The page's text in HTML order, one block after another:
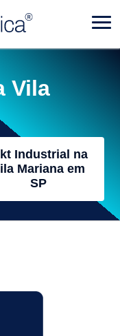
Vila
Industrial na
Mariana em
SP